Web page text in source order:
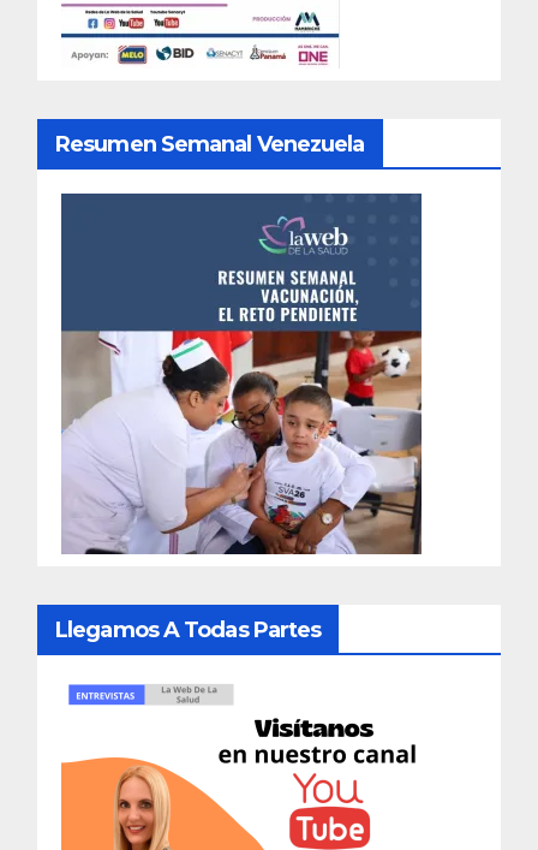
Resumen Semanal Venezuela
Llegamos A Todas Partes